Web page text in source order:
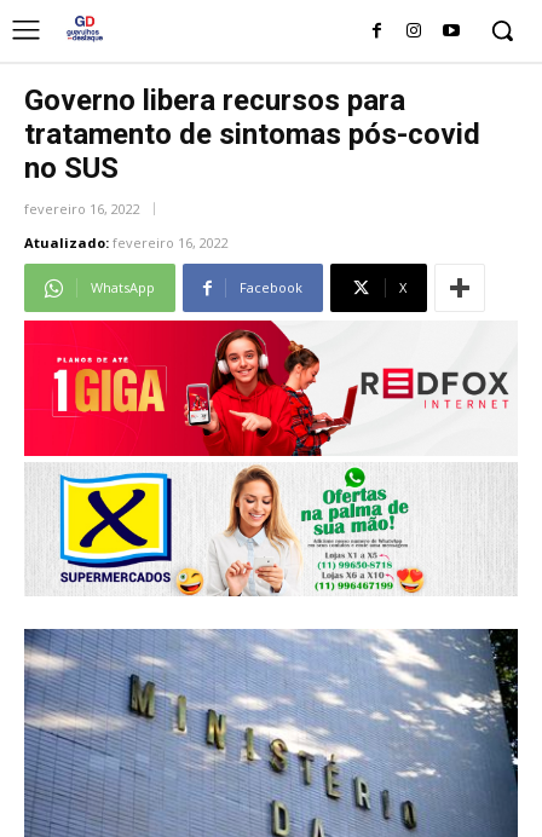
Governo libera recursos para
tratamento de sintomas pós-covid
no SUS
fevereiro 16, 2022
Atualizado: fevereiro 16, 2022
WhatsApp Facebook X